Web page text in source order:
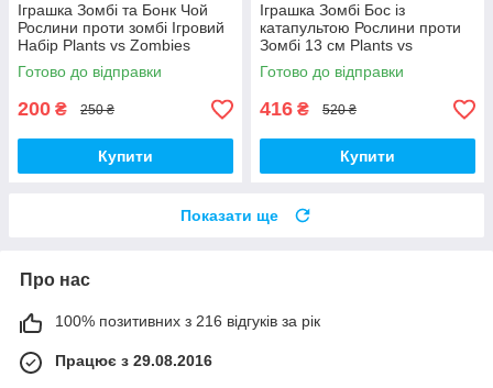
Іграшка Зомбі та Бонк Чой
Рослини проти зомбі Ігровий
Набір Plants vs Zombies
(00287)
Готово до відправки
200 ₴ 250 ₴
Купити
Іграшка Зомбі Бос із
катапультою Рослини проти
Зомбі 13 см Plants vs
Zombies Зомбі (00230)
Готово до відправки
416 ₴ 520 ₴
Купити
Показати ще
Про нас
100% позитивних з 216 відгуків за рік
Працює з 29.08.2016